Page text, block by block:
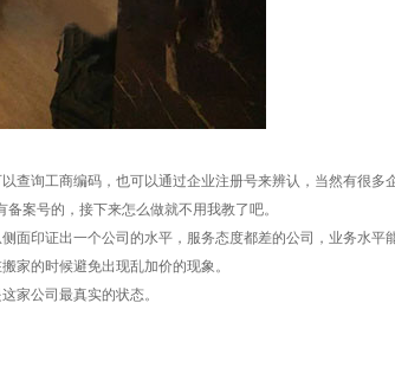
查询工商编码，也可以通过企业注册号来辨认，当然有很多
案号的，接下来怎么做就不用我教了吧。
印证出一个公司的水平，服务态度都差的公司，业务水平
家的时候避免出现乱加价的现象。
家公司最真实的状态。